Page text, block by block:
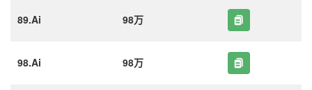
89.Ai 98万
98.Ai 98万